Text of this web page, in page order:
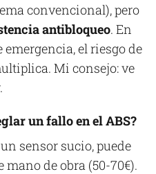
convencional), pero
antibloqueo. En
el riesgo de
Mi consejo: ve
un fallo en el ABS?
sensor sucio, puede
mano de obra (50-70€).